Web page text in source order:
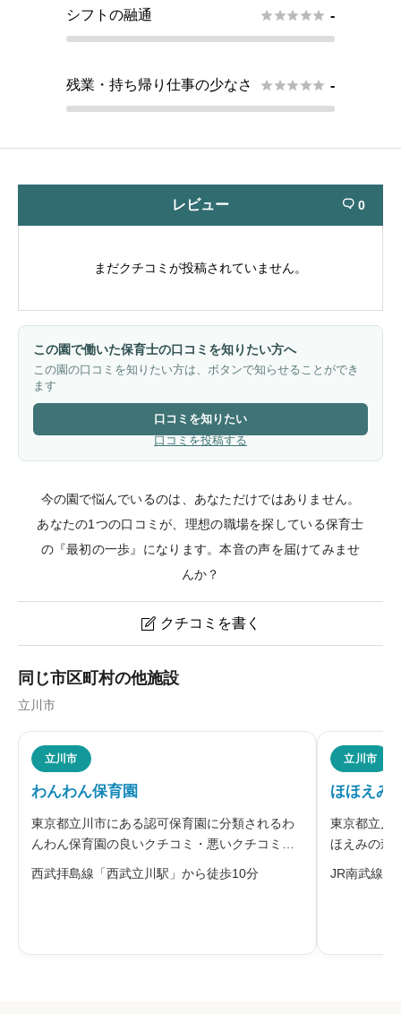
シフトの融通  -
残業・持ち帰り仕事の少なさ  -
レビュー  0
まだクチコミが投稿されていません。
この園で働いた保育士の口コミを知りたい方へ
この園の口コミを知りたい方は、ボタンで知らせることができ
ます
口コミを知りたい
口コミを投稿する
今の園で悩んでいるのは、あなただけではありません。
あなたの1つの口コミが、理想の職場を探している保育士
の『最初の一歩』になります。本音の声を届けてみませ
んか？
 クチコミを書く
ニックネーム
※本名や誤解される名前の使用はご遠慮ください。
同じ市区町村の他施設
立川市
立川市
わんわん保育園
東京都立川市にある認可保育園に分類されるわ
んわん保育園の良いクチコミ・悪いクチコミを
合わせて評判をご紹介します。立川市の認可保
育園です。公式サイトでは、愛情と安全を柱に
西武拝島線「西武立川駅」から徒歩10分
立川市
ほほえみ
東京都立川
ほえみの森
ミを合わ
社会福祉
JR南武線「